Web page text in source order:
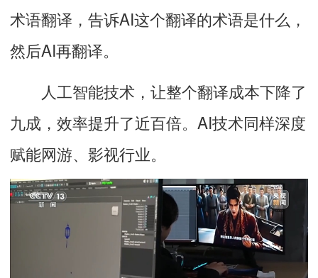
术语翻译，告诉AI这个翻译的术语是什么，
然后AI再翻译。
人工智能技术，让整个翻译成本下降了
九成，效率提升了近百倍。AI技术同样深度
赋能网游、影视行业。